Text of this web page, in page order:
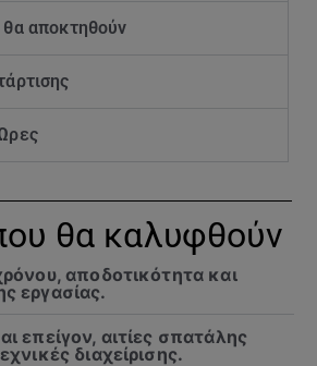
αποκτηθούν
θα καλυφθούν
αποδοτικότητα και
εργασίας.
επείγον, αιτίες σπατάλης
διαχείρισης.